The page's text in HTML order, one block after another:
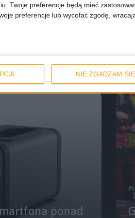
Twoje preferencje będą mieć
preferencje lub wycofać zgodę,
NIE ZGADZAM SIĘ
cenę.
ponad